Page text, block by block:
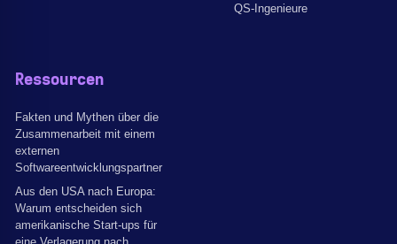
QS-Ingenieure
Ressourcen
Fakten und Mythen über die
Zusammenarbeit mit einem
externen
Softwareentwicklungspartner
Aus den USA nach Europa:
Warum entscheiden sich
amerikanische Start-ups für
eine Verlagerung nach